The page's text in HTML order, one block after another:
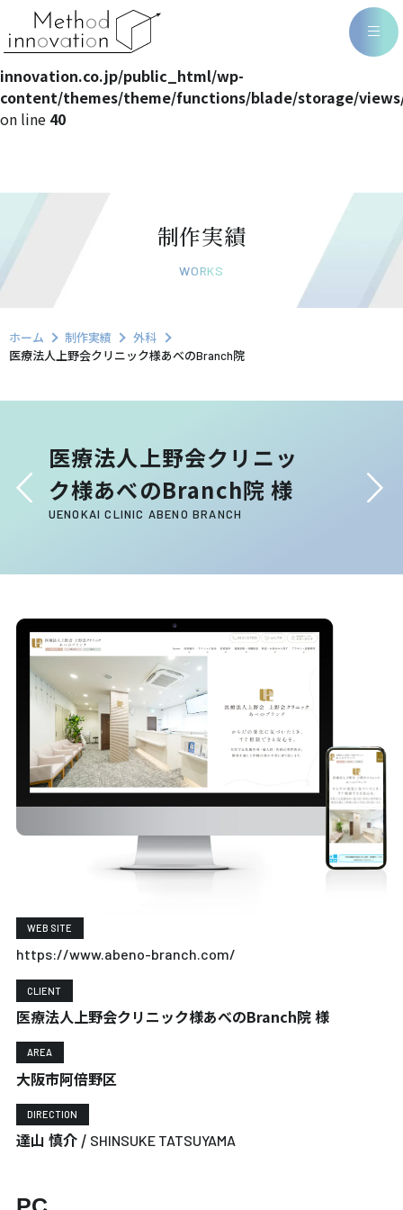
Warning: Undefined array key 0 in
/home/methodin/method-
innovation.co.jp/public_html/wp-
content/themes/theme/functions/blade/storage/views/
on line 40
制作実績
WORKS
ホーム 制作実績
外科
医療法人上野会クリニック様あべのBranch院
医療法人上野会クリニッ
ク様あべのBranch院 様
UENOKAI CLINIC ABENO BRANCH
WEB SITE
https://www.abeno-branch.com/
CLIENT
医療法人上野会クリニック様あべのBranch院 様
AREA
大阪市阿倍野区
DIRECTION
達山 慎介 / SHINSUKE TATSUYAMA